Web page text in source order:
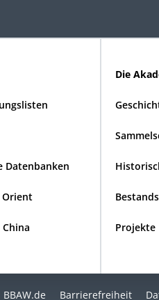
Datenbanken
Orient
China
Die
Projekte
BBAW.de Barrierefreiheit